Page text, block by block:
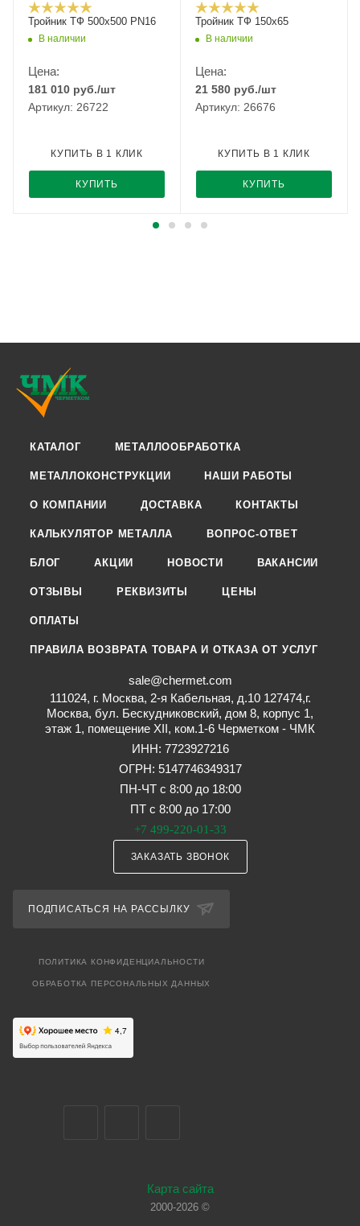
Тройник ТФ 500х500 PN16
В наличии
Цена:
181 010 руб./шт
Артикул: 26722
КУПИТЬ
КУПИТЬ В 1 КЛИК
Тройник ТФ 150х65
В наличии
Цена:
21 580 руб./шт
Артикул: 26676
КУПИТЬ
КУПИТЬ В 1 КЛИК
КАТАЛОГ МЕТАЛЛООБРАБОТКА
МЕТАЛЛОКОНСТРУКЦИИ НАШИ РАБОТЫ
О КОМПАНИИ ДОСТАВКА КОНТАКТЫ
КАЛЬКУЛЯТОР МЕТАЛЛА ВОПРОС-ОТВЕТ
БЛОГ АКЦИИ НОВОСТИ ВАКАНСИИ
ОТЗЫВЫ РЕКВИЗИТЫ ЦЕНЫ
ОПЛАТЫ
ПРАВИЛА ВОЗВРАТА ТОВАРА И ОТКАЗА ОТ УСЛУГ
sale@chermet.com
111024, г. Москва, 2-я Кабельная, д.10 127474,г.
Москва, бул. Бескудниковский, дом 8, корпус 1,
этаж 1, помещение XII, ком.1-6 Черметком - ЧМК
ИНН: 7723927216
ОГРН: 5147746349317
ПН-ЧТ с 8:00 до 18:00
ПТ с 8:00 до 17:00
+7 499-220-01-33
ЗАКАЗАТЬ ЗВОНОК
ПОДПИСАТЬСЯ НА РАССЫЛКУ
ПОЛИТИКА КОНФИДЕНЦИАЛЬНОСТИ
ОБРАБОТКА ПЕРСОНАЛЬНЫХ ДАННЫХ
Карта сайта
2000-2026 ©